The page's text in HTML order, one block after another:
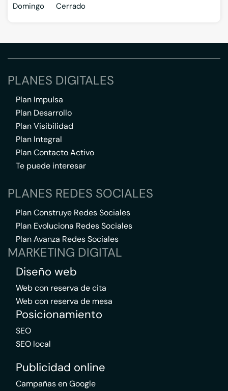
Domingo
Cerrado
PLANES DIGITALES
Plan Impulsa
Plan Desarrollo
Plan Visibilidad
Plan Integral
Plan Contacto Activo
Te puede interesar
PLANES REDES SOCIALES
Plan Construye Redes Sociales
Plan Evoluciona Redes Sociales
Plan Avanza Redes Sociales
MARKETING DIGITAL
Diseño web
Web con reserva de cita
Web con reserva de mesa
Posicionamiento
SEO
SEO local
Publicidad online
Campañas en Google